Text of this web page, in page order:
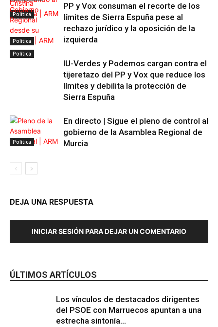
Política
Política
PP y Vox consuman el recorte de los
límites de Sierra Espuña pese al
rechazo jurídico y la oposición de la
izquierda
Política
IU-Verdes y Podemos cargan contra el
tijeretazo del PP y Vox que reduce los
límites y debilita la protección de
Sierra Espuña
Política
En directo | Sigue el pleno de control al
gobierno de la Asamblea Regional de
Murcia
DEJA UNA RESPUESTA
INICIAR SESIÓN PARA DEJAR UN COMENTARIO
ÚLTIMOS ARTÍCULOS
Los vínculos de destacados dirigentes
del PSOE con Marruecos apuntan a una
estrecha sintonía...